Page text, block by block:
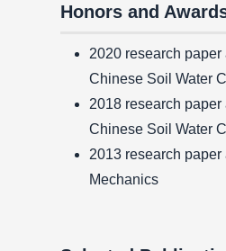
Honors and
2020 research
Chinese Soil Water
2018 research
Chinese Soil Water
2013 research
Mechanics